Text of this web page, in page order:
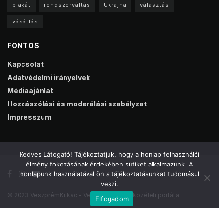
plakát rendszerváltás Ukrajna választás
vásárlás
FONTOS
Kapcsolat
Adatvédelmi irányelvek
Médiaajánlat
Hozzászólási és moderálási szabályzat
Impresszum
© 2023 VeszprémKukac - Veszprém online közéleti portálja
Kedves Látogató! Tájékoztatjuk, hogy a honlap felhasználói
élmény fokozásának érdekében sütiket alkalmazunk. A
honlapunk használatával ön a tájékoztatásunkat tudomásul
veszi.
Elfogadom